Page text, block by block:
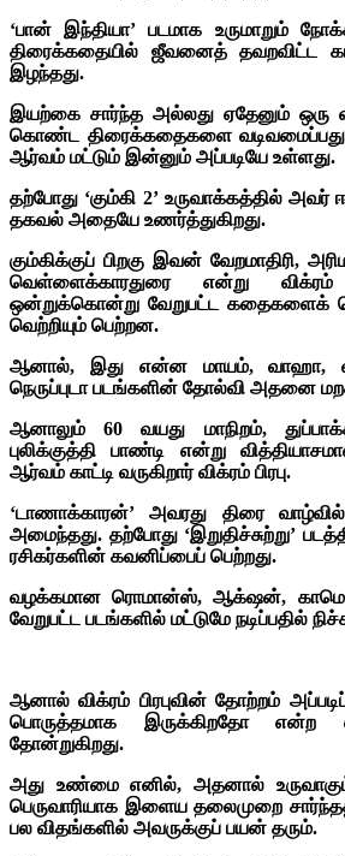
‘பான் இந்தியா’ படமாக உருமாறும்
திரைக்கதையில் ஜீவனைத் தவறவிட்ட
இழந்தது.
இயற்கை சார்ந்த அல்லது ஏதேனும்
கொண்ட திரைக்கதைகளை வடிவமைப்பது
ஆர்வம் மட்டும் இன்னும் அப்படியே உள்ளது.
தற்போது ‘கும்கி 2’ உருவாக்கத்தில் அவர்
தகவல் அதையே உணர்த்துகிறது.
கும்கிக்குப் பிறகு இவன் வேறமாதிரி,
வெள்ளைக்காரதுரை என்று விக்ரம்
ஒன்றுக்கொன்று வேறுபட்ட
வெற்றியும் பெற்றன.
ஆனால், இது என்ன மாயம், வாஹா,
நெருப்புடா படங்களின் தோல்வி அதனை
ஆனாலும் 60 வயது மாநிறம்,
புலிக்குத்தி பாண்டி என்று
ஆர்வம் காட்டி வருகிறார் விக்ரம் பிரபு.
‘டாணாக்காரன்’ அவரது திரை
அமைந்தது. தற்போது ‘இறுதிச்சுற்று’
ரசிகர்களின் கவனிப்பைப் பெற்றது.
வழக்கமான ரொமான்ஸ், ஆக்‌ஷன்,
வேறுபட்ட படங்களில் மட்டுமே நடிப்பதில்
ஆனால் விக்ரம் பிரபுவின் தோற்றம்
பொருத்தமாக இருக்கிறதோ என்ற
தோன்றுகிறது.
அது உண்மை எனில், அதனால்
பெருவாரியாக இளைய தலைமுறை
பல விதங்களில் அவருக்குப் பயன் தரும்.